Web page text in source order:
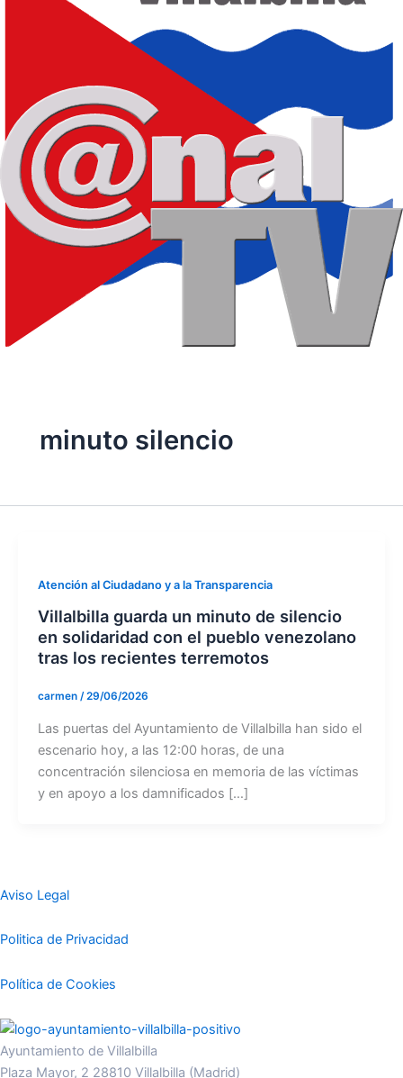
minuto silencio
Atención al Ciudadano y a la Transparencia
Villalbilla guarda un minuto de silencio
en solidaridad con el pueblo venezolano
tras los recientes terremotos
carmen /29/06/2026
Las puertas del Ayuntamiento de Villalbilla han sido el
escenario hoy, a las 12:00 horas, de una
concentración silenciosa en memoria de las víctimas
y en apoyo a los damnificados […]
Aviso Legal
Politica de Privacidad
Política de Cookies
Ayuntamiento de Villalbilla
Plaza Mayor, 2 28810 Villalbilla (Madrid)